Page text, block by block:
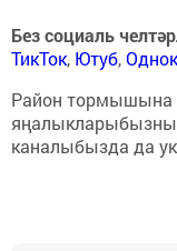
Без социаль
ТикТок, Ютуб,
Район
яңалыкларыбызны
каналыбызда да